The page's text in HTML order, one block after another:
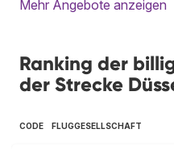
Mehr Angebote anzeigen
Ranking der
der Strecke
CODE FLUGGESELLSCHAFT